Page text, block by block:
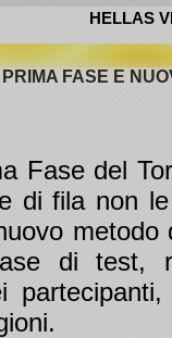
HELLAS
FASE E
Fase del
di fila non
metodo
di test,